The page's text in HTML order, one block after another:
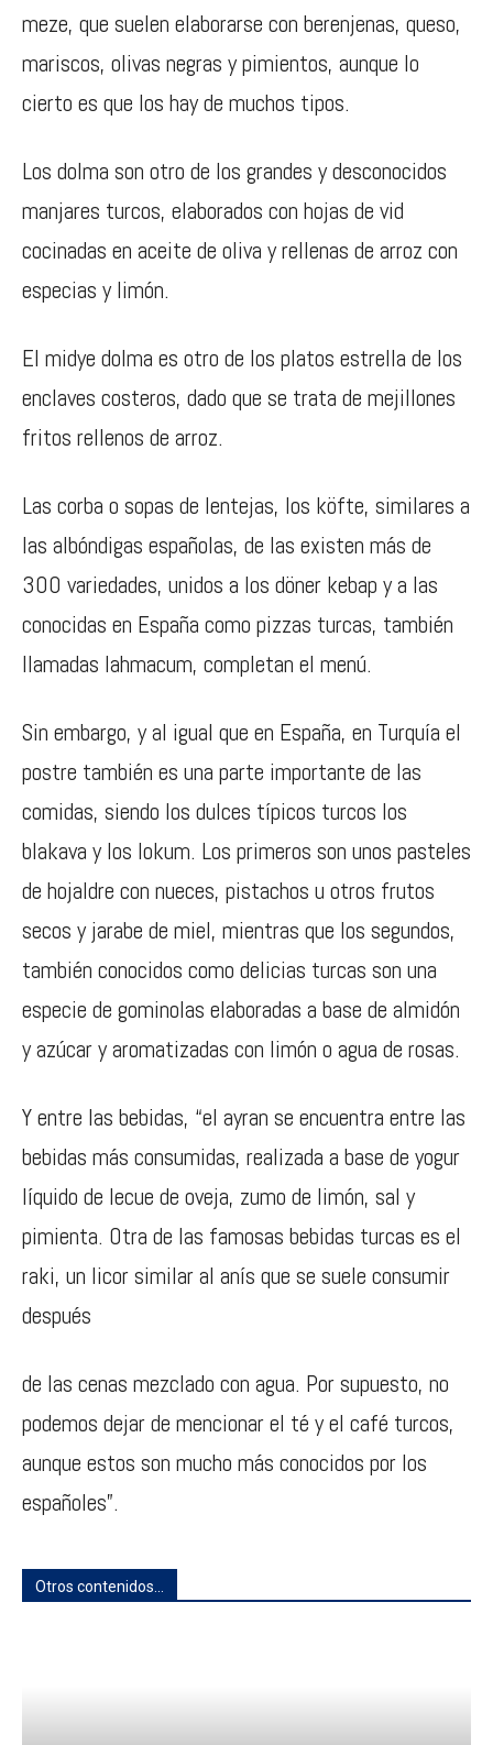
meze, que suelen elaborarse con berenjenas, queso,
mariscos, olivas negras y pimientos, aunque lo
cierto es que los hay de muchos tipos.
Los dolma son otro de los grandes y desconocidos
manjares turcos, elaborados con hojas de vid
cocinadas en aceite de oliva y rellenas de arroz con
especias y limón.
El midye dolma es otro de los platos estrella de los
enclaves costeros, dado que se trata de mejillones
fritos rellenos de arroz.
Las corba o sopas de lentejas, los köfte, similares a
las albóndigas españolas, de las existen más de
300 variedades, unidos a los döner kebap y a las
conocidas en España como pizzas turcas, también
llamadas lahmacum, completan el menú.
Sin embargo, y al igual que en España, en Turquía el
postre también es una parte importante de las
comidas, siendo los dulces típicos turcos los
blakava y los lokum. Los primeros son unos pasteles
de hojaldre con nueces, pistachos u otros frutos
secos y jarabe de miel, mientras que los segundos,
también conocidos como delicias turcas son una
especie de gominolas elaboradas a base de almidón
y azúcar y aromatizadas con limón o agua de rosas.
Y entre las bebidas, “el ayran se encuentra entre las
bebidas más consumidas, realizada a base de yogur
líquido de lecue de oveja, zumo de limón, sal y
pimienta. Otra de las famosas bebidas turcas es el
raki, un licor similar al anís que se suele consumir
después
de las cenas mezclado con agua. Por supuesto, no
podemos dejar de mencionar el té y el café turcos,
aunque estos son mucho más conocidos por los
españoles”.
Otros contenidos...